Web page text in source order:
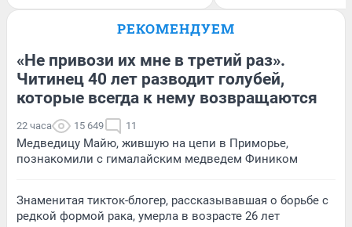
РЕКОМЕНДУЕМ
«Не привози их мне в третий раз».
Читинец 40 лет разводит голубей,
которые всегда к нему возвращаются
22 часа 15 649 11
Медведицу Майю, жившую на цепи в Приморье,
познакомили с гималайским медведем Фиником
Знаменитая тикток-блогер, рассказывавшая о борьбе с
редкой формой рака, умерла в возрасте 26 лет